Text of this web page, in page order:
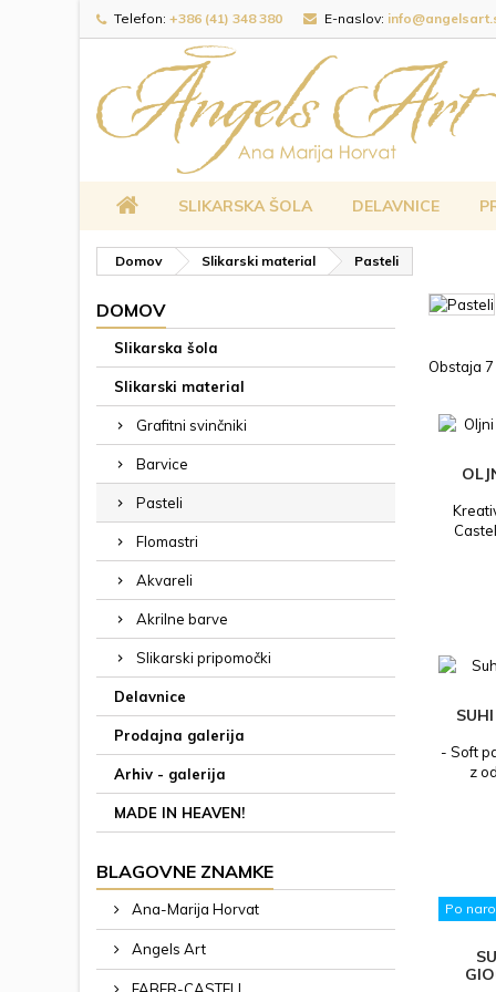
Telefon: +386 (41) 348 380 E-naslov:
SLIKARSKA ŠOLA DELAVNICE
Domov Slikarski material Pasteli
DOMOV
Slikarska šola
Slikarski material
Grafitni svinčniki
Barvice
Pasteli
Flomastri
Akvareli
Akrilne barve
Slikarski pripomočki
Delavnice
Prodajna galerija
Arhiv - galerija
MADE IN HEAVEN!
BLAGOVNE ZNAMKE
Ana-Marija Horvat
Angels Art
FABER-CASTELL
Obstaja
- Soft
z
Po